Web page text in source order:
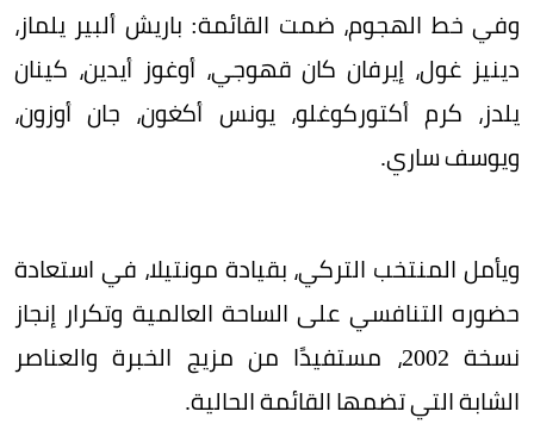
وفي خط الهجوم، ضمت القائمة: باريش ألبير يلماز،
دينيز غول، إيرفان كان قهوجي، أوغوز أيدين، كينان
يلدز، كرم أكتوركوغلو، يونس أكغون، جان أوزون،
ويوسف ساري.
ويأمل المنتخب التركي، بقيادة مونتيلا، في استعادة
حضوره التنافسي على الساحة العالمية وتكرار إنجاز
نسخة 2002، مستفيدًا من مزيج الخبرة والعناصر
الشابة التي تضمها القائمة الحالية.